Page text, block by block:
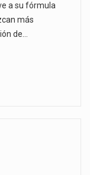
a su fórmula
más
de…